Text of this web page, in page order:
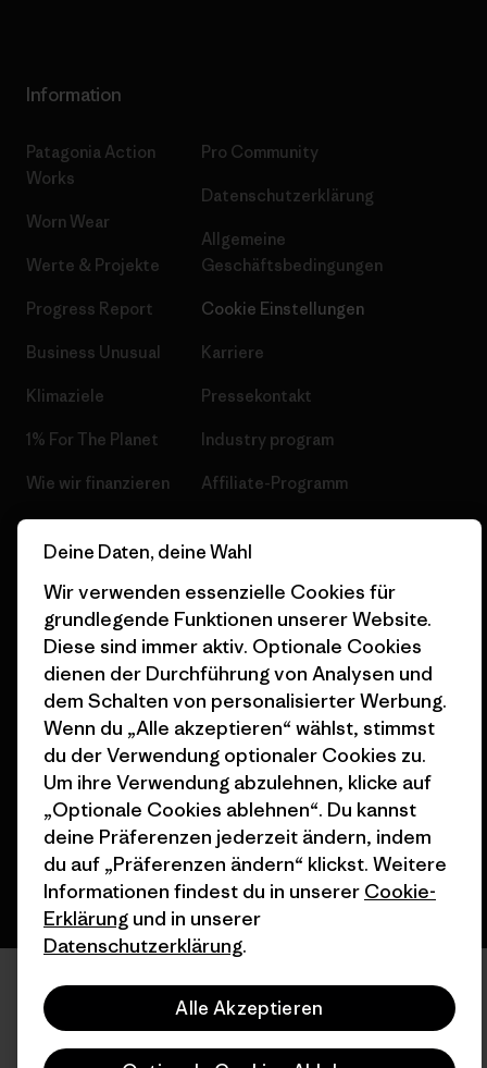
Information
Patagonia Action
Works
Worn Wear
Werte & Projekte
Progress Report
Business Unusual
Klimaziele
1% For The Planet
Wie wir finanzieren
Geschenkgutscheine
Pro Community
Datenschutzerklärung
Allgemeine
Geschäftsbedingungen
Cookie Einstellungen
Karriere
Pressekontakt
Industry program
Affiliate-Programm
Patagonia Schweiz
Seitenverzeichnis
© 2026 Patagonia, Inc. All Rights Reserved.
Deutsch
Deine Daten, deine Wahl
Wir verwenden essenzielle Cookies für
grundlegende Funktionen unserer Website.
Diese sind immer aktiv. Optionale Cookies
dienen der Durchführung von Analysen und
dem Schalten von personalisierter Werbung.
Wenn du „Alle akzeptieren“ wählst, stimmst
du der Verwendung optionaler Cookies zu.
Um ihre Verwendung abzulehnen, klicke auf
„Optionale Cookies ablehnen“. Du kannst
deine Präferenzen jederzeit ändern, indem
du auf „Präferenzen ändern“ klickst. Weitere
Informationen findest du in unserer Cookie-
Erklärung und in unserer
Datenschutzerklärung.
Alle Akzeptieren